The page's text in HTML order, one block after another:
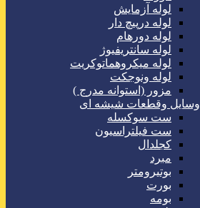
لوله آزمایش
لوله درپیچ دار
لوله دورهام
لوله سانتریفیوژ
لوله میکروهماتوکریت
لوله ونوجکت
مزور (استوانه مدرج )
وسایل وقطعات شیشه ای
ست سوکسله
ست فیلتراسیون
کجلدال
مبرد
بوتیرومتر
بورت
بومه